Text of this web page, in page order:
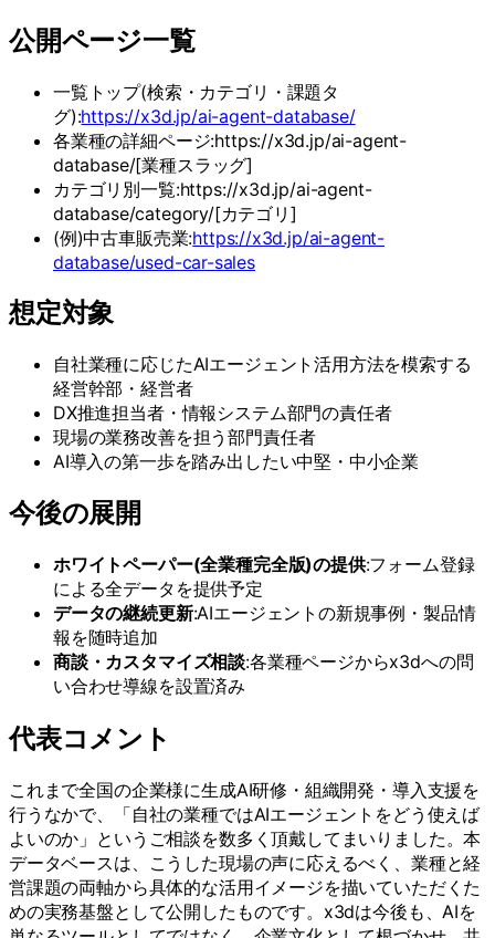
公開ページ一覧
一覧トップ(検索・カテゴリ・課題タ
グ):https://x3d.jp/ai-agent-database/
各業種の詳細ページ:https://x3d.jp/ai-agent-
database/[業種スラッグ]
カテゴリ別一覧:https://x3d.jp/ai-agent-
database/category/[カテゴリ]
(例)中古車販売業:https://x3d.jp/ai-agent-
database/used-car-sales
想定対象
自社業種に応じたAIエージェント活用方法を模索する
経営幹部・経営者
DX推進担当者・情報システム部門の責任者
現場の業務改善を担う部門責任者
AI導入の第一歩を踏み出したい中堅・中小企業
今後の展開
ホワイトペーパー(全業種完全版)の提供:フォーム登録
による全データを提供予定
データの継続更新:AIエージェントの新規事例・製品情
報を随時追加
商談・カスタマイズ相談:各業種ページからx3dへの問
い合わせ導線を設置済み
代表コメント
これまで全国の企業様に生成AI研修・組織開発・導入支援を
行うなかで、「自社の業種ではAIエージェントをどう使えば
よいのか」というご相談を数多く頂戴してまいりました。本
データベースは、こうした現場の声に応えるべく、業種と経
営課題の両軸から具体的な活用イメージを描いていただくた
めの実務基盤として公開したものです。x3dは今後も、AIを